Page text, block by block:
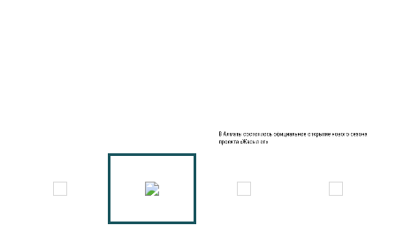
В Алматы состоялось официальное открытие нового сезона
проекта «Жасыл ел»